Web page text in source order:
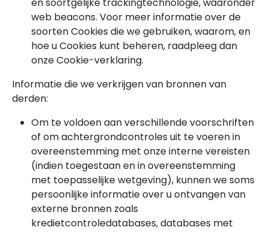
web beacons. Voor meer informatie over de
soorten Cookies die we gebruiken, waarom, en
hoe u Cookies kunt beheren, raadpleeg dan
onze Cookie-verklaring.
Informatie die we verkrijgen van bronnen van
derden:
Om te voldoen aan verschillende voorschriften
of om achtergrondcontroles uit te voeren in
overeenstemming met onze interne vereisten
(indien toegestaan en in overeenstemming
met toepasselijke wetgeving), kunnen we soms
persoonlijke informatie over u ontvangen van
externe bronnen zoals
kredietcontroledatabases, databases met